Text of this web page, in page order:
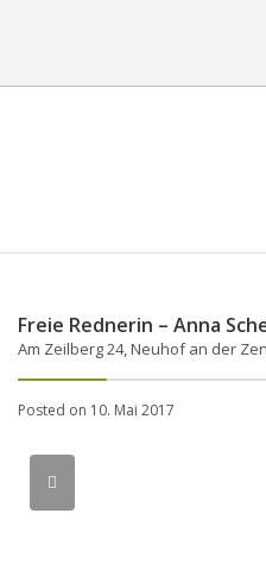
Freie Rednerin – Anna
Am Zeilberg 24, Neuhof an der
Posted on 10. Mai 2017